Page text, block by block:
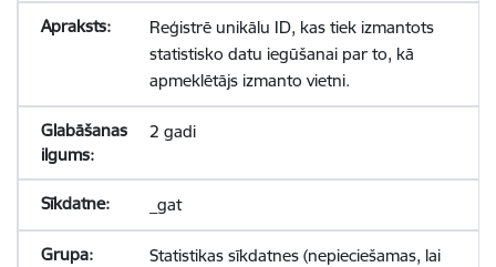
Reģistrē unikālu ID, kas tiek izmantots
statistisko datu iegūšanai par to, kā
apmeklētājs izmanto vietni.
2 gadi
_gat
Statistikas sīkdatnes (nepieciešamas, lai